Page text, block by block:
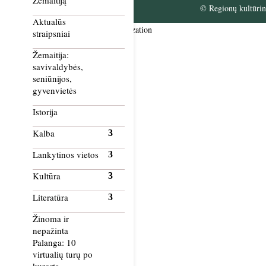
Aktualūs
straipsniai
Žemaitija:
savivaldybės,
seniūnijos,
gyvenvietės
Istorija
Kalba
Lankytinos vietos
Kultūra
Literatūra
Žinoma ir
nepažinta
Palanga: 10
virtualių turų po
© Regionų
Smush Image Compression and Optimization